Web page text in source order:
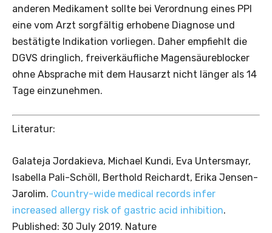
anderen Medikament sollte bei Verordnung eines PPI
eine vom Arzt sorgfältig erhobene Diagnose und
bestätigte Indikation vorliegen. Daher empfiehlt die
DGVS dringlich, freiverkäufliche Magensäureblocker
ohne Absprache mit dem Hausarzt nicht länger als 14
Tage einzunehmen.
Literatur:
Galateja Jordakieva, Michael Kundi, Eva Untersmayr,
Isabella Pali-Schöll, Berthold Reichardt, Erika Jensen-
Jarolim. Country-wide medical records infer
increased allergy risk of gastric acid inhibition.
Published: 30 July 2019. Nature